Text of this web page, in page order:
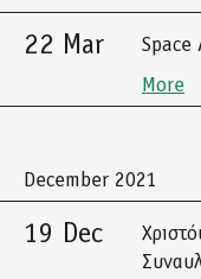
22 Mar
Space
More
December 2021
19 Dec